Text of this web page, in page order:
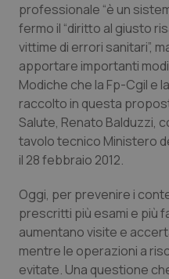
Basilicata
Calabria
Campania
Emilia-Romagna
Friuli Venezia Giulia
Lazio
Liguria
Artrite & artrosi
Asma & BPCO
Car-T
Colesterolo &
Dermatite Atopica
Diabete &
Disturbi dell’umore
QS Club Newsletter
professionale “è un
fermo il “diritto al giusto
vittime di errori sanitari”,
apportare importanti
Modiche che la Fp-Cgil e
raccolto in questa
Salute, Renato Balduzzi,
tavolo tecnico Ministero
il 28 febbraio 2012.
Oggi, per prevenire i
prescritti più esami e più
aumentano visite e
mentre le operazioni a
evitate. Una questione